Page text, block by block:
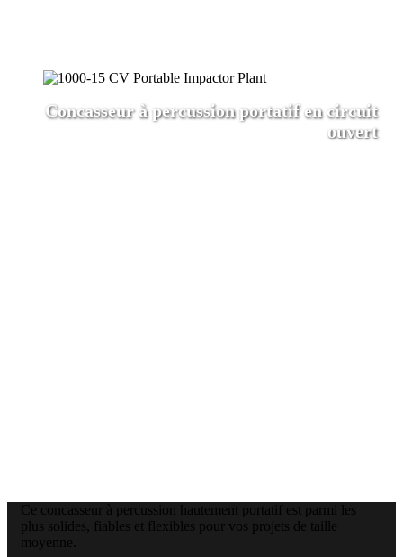
Concasseur à percussion portatif en circuit
ouvert
Ce concasseur à percussion hautement portatif est parmi les
plus solides, fiables et flexibles pour vos projets de taille
moyenne.